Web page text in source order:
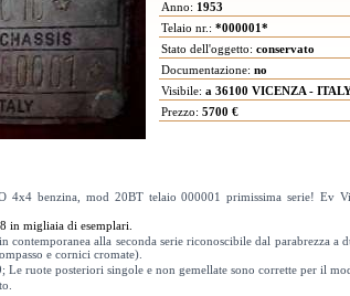
Anno: 1953
Telaio nr.: *000001*
Stato dell'oggetto: conservato
Documentazione: no
Visibile: a 36100 VICENZA -
Prezzo: 5700 €
4x4 benzina, mod 20BT telaio 000001 primissima serie! Ev
in migliaia di esemplari.
alla seconda serie riconoscibile dal parabrezza a
e cornici cromate).
Le ruote posteriori singole e non gemellate sono corrette per il